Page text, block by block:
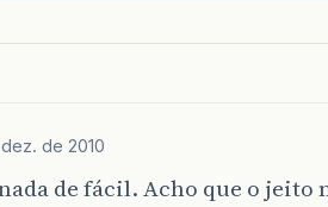
de 2010
de fácil. Acho que o jeito